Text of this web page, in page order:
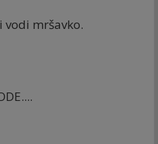
vodi mršavko.